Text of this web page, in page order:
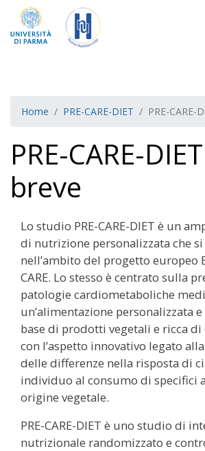
Home PRE-CARE-DIET PRE-CARE-
PRE-CARE-
breve
Lo studio PRE-CARE-DIET è un
di nutrizione personalizzata che si
nell’ambito del progetto europeo
CARE. Lo stesso è centrato sulla
patologie cardiometaboliche
un’alimentazione personalizzata
base di prodotti vegetali e ricca
con l’aspetto innovativo legato
delle differenze nella risposta di
individuo al consumo di specifici
origine vegetale.
PRE-CARE-DIET è uno studio di
nutrizionale randomizzato e